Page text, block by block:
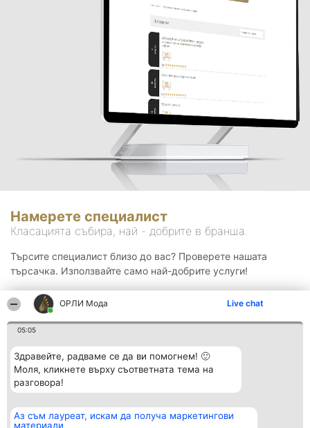
ОРЛИ Мода Live chat
05:05
Здравейте, радваме се да ви помогнем! 🙂
Моля, кликнете върху съответната тема на
разговора!
Аз съм лауреат, искам да получа маркетингови
материали
Намерете специалист
Класацията събира, най - добрите в бранша.
Търсите специалист близо до вас? Проверете нашата
търсачка. Използвайте само най-добрите услуги!
Организатор на
класиране
Класация Контакти